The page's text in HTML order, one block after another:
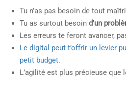
Tu n’as pas besoin de tout
Tu as surtout besoin d’un
Les erreurs te feront avancer,
Le digital peut t’offrir un levier
petit budget.
L’agilité est plus précieuse que